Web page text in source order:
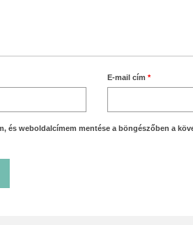
E-mail cím*
és weboldalcímem mentése a böngészőben a